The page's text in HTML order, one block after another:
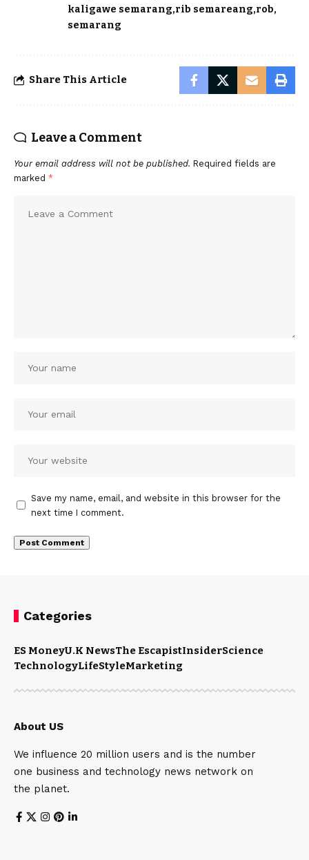
kaligawe semarang rib semareang rob
semarang
Share This Article
Leave a Comment
Your email address will not be published. Required fields are
marked *
Save my name, email, and website in this browser for the
next time I comment.
Categories
ES MoneyU.K NewsThe EscapistInsiderScience
TechnologyLifeStyleMarketing
About US
We influence 20 million users and is the number
one business and technology news network on
the planet.